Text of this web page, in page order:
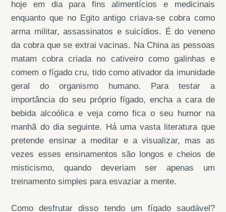
hoje em dia para fins alimentícios e medicinais
enquanto que no Egito antigo criava-se cobra como
arma militar, assassinatos e suicídios. É do veneno
da cobra que se extrai vacinas. Na China as pessoas
matam cobra criada no cativeiro como galinhas e
comem o fígado cru, tido como ativador da imunidade
geral do organismo humano. Para testar a
importância do seu próprio fígado, encha a cara de
bebida alcoólica e veja como fica o seu humor na
manhã do dia seguinte. Há uma vasta literatura que
pretende ensinar a meditar e a visualizar, mas as
vezes esses ensinamentos são longos e cheios de
misticismo, quando deveriam ser apenas um
treinamento simples para esvaziar a mente.
Como desfrutar disso tendo um fígado saudável?